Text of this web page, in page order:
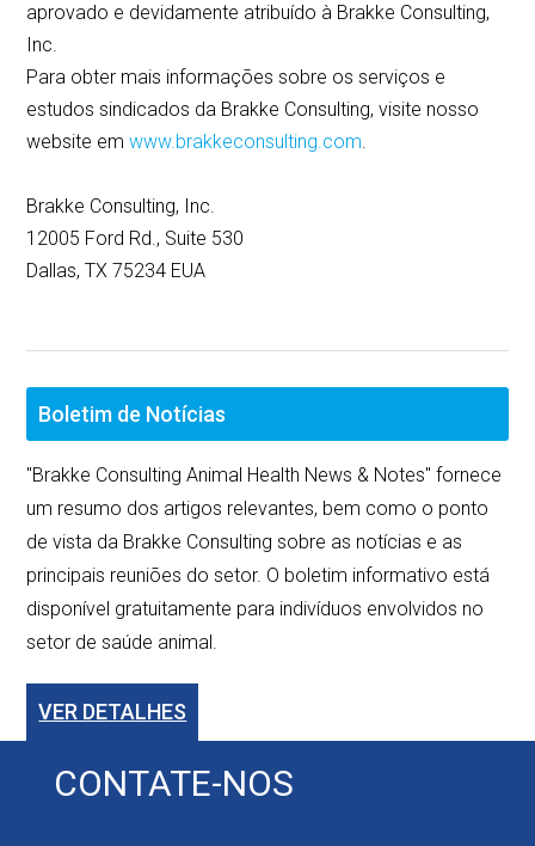
aprovado e devidamente atribuído à Brakke Consulting,
Inc.
Para obter mais informações sobre os serviços e
estudos sindicados da Brakke Consulting, visite nosso
website emwww.brakkeconsulting.com.
Brakke Consulting, Inc.
12005 Ford Rd., Suite 530
Dallas, TX 75234 EUA
Boletim de Notícias
"Brakke Consulting Animal Health News & Notes" fornece
um resumo dos artigos relevantes, bem como o ponto
de vista da Brakke Consulting sobre as notícias e as
principais reuniões do setor. O boletim informativo está
disponível gratuitamente para indivíduos envolvidos no
setor de saúde animal.
VER DETALHES
CONTATE-NOS